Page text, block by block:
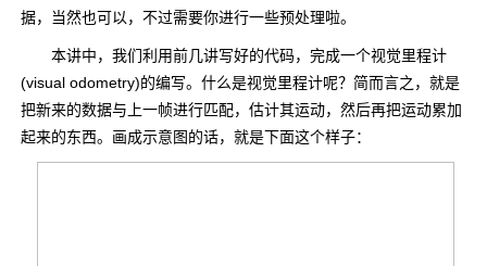
据，当然也可以，不过需要你进行一些预处理啦。
本讲中，我们利用前几讲写好的代码，完成一个视觉里程计
(visual odometry)的编写。什么是视觉里程计呢？简而言之，就是
把新来的数据与上一帧进行匹配，估计其运动，然后再把运动累加
起来的东西。画成示意图的话，就是下面这个样子：